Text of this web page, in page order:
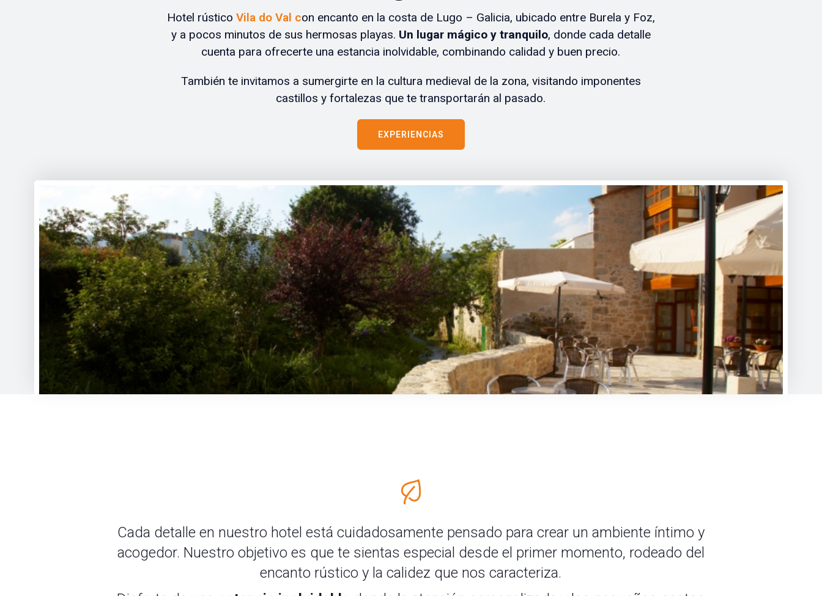
Hotel rústico Vila do Val con encanto en la costa de Lugo – Galicia, ubicado entre Burela y Foz,
y a pocos minutos de sus hermosas playas. Un lugar mágico y tranquilo, donde cada detalle
cuenta para ofrecerte una estancia inolvidable, combinando calidad y buen precio.
También te invitamos a sumergirte en la cultura medieval de la zona, visitando imponentes
castillos y fortalezas que te transportarán al pasado.
EXPERIENCIAS
Cada detalle en nuestro hotel está cuidadosamente pensado para crear un ambiente íntimo y
acogedor. Nuestro objetivo es que te sientas especial desde el primer momento, rodeado del
encanto rústico y la calidez que nos caracteriza.